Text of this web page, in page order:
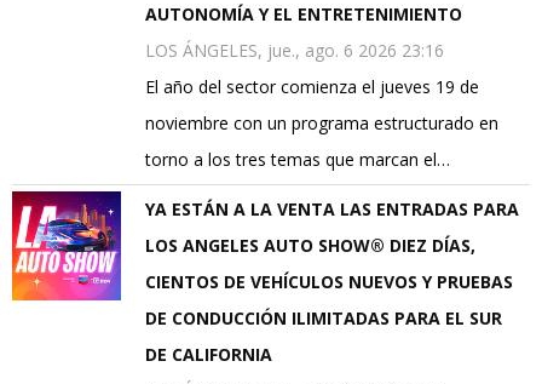
AUTONOMÍA Y EL ENTRETENIMIENTO
LOS ÁNGELES, jue., ago. 6 2026 23:16
El año del sector comienza el jueves 19 de
noviembre con un programa estructurado en
torno a los tres temas que marcan el…
YA ESTÁN A LA VENTA LAS ENTRADAS PARA
LOS ANGELES AUTO SHOW® DIEZ DÍAS,
CIENTOS DE VEHÍCULOS NUEVOS Y PRUEBAS
DE CONDUCCIÓN ILIMITADAS PARA EL SUR
DE CALIFORNIA